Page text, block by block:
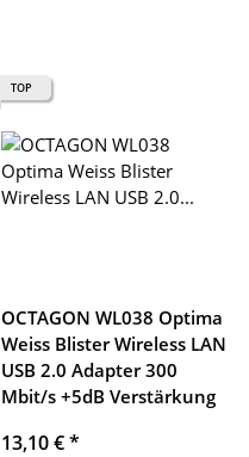
TOP
OCTAGON WL038 Optima
Weiss Blister Wireless LAN
USB 2.0 Adapter 300
Mbit/s +5dB Verstärkung
13,10 €*